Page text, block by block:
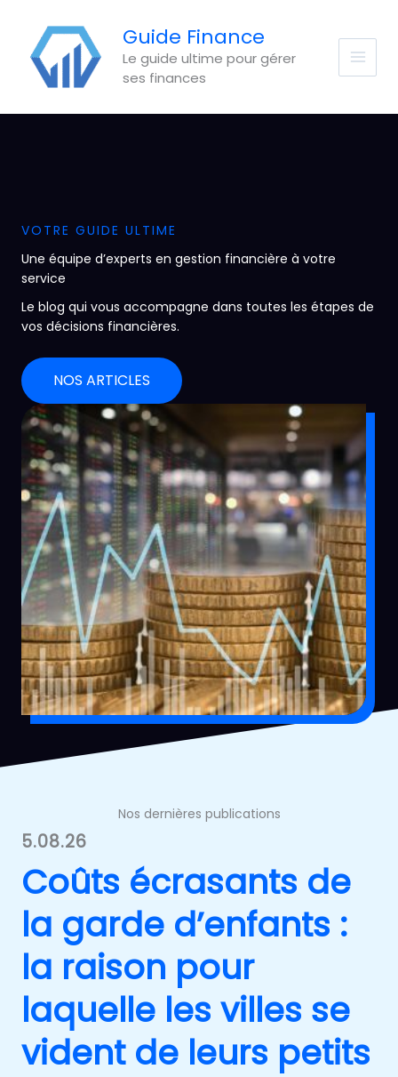
contenu
Guide Finance
Le guide ultime pour gérer
ses finances
VOTRE GUIDE ULTIME
Une équipe d’experts en gestion financière à votre
service
Le blog qui vous accompagne dans toutes les étapes de
vos décisions financières.
NOS ARTICLES
Nos dernières publications
5.08.26
Coûts écrasants de
la garde d’enfants :
la raison pour
laquelle les villes se
vident de leurs petits